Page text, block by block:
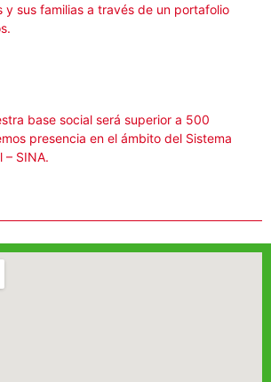
y sus familias a través de un portafolio
base social será superior a 500
presencia en el ámbito del Sistema
– SINA.